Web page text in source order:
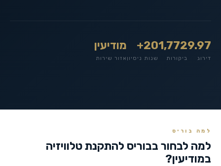
9.97
דירוג
1,772
ביקורות
20+
שנות ניסיון
מודיעין
אזור שירות
למה בוריס
למה לבחור בבוריס להתקנת טלוויזיה
במודיעין?